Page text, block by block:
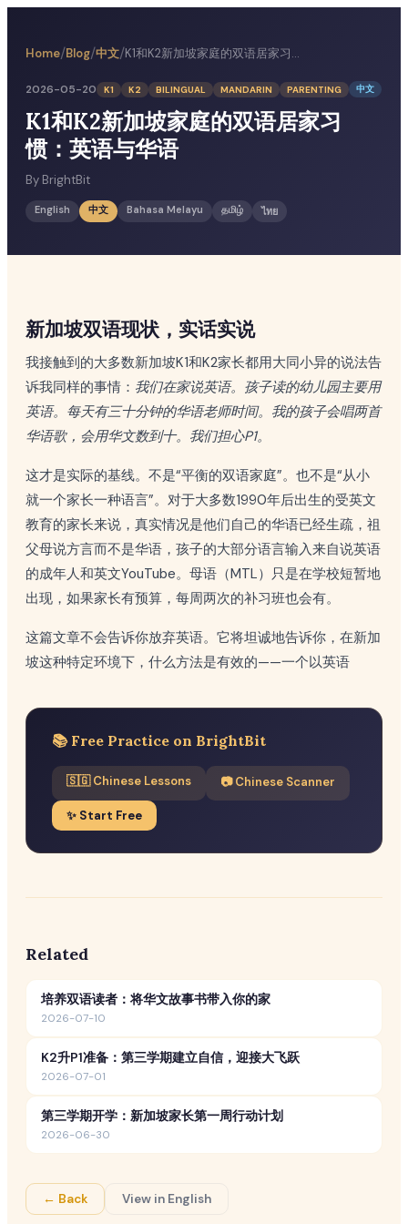
Home/Blog/中文/ K1和K2新加坡家庭的双语居家习惯：英语与华语
2026-05-20 K1 K2 BILINGUAL MANDARIN PARENTING 中文
K1和K2新加坡家庭的双语居家习
惯：英语与华语
By BrightBit
English 中文 Bahasa Melayu தமிழ் ไทย
新加坡双语现状，实话实说
我接触到的大多数新加坡K1和K2家长都用大同小异的说法告
诉我同样的事情： 我们在家说英语。孩子读的幼儿园主要用
英语。每天有三十分钟的华语老师时间。我的孩子会唱两首
华语歌，会用华文数到十。我们担心P1。
这才是实际的基线。不是“平衡的双语家庭”。也不是“从小
就一个家长一种语言”。对于大多数1990年后出生的受英文
教育的家长来说，真实情况是他们自己的华语已经生疏，祖
父母说方言而不是华语，孩子的大部分语言输入来自说英语
的成年人和英文YouTube。母语（MTL）只是在学校短暂地
出现，如果家长有预算，每周两次的补习班也会有。
这篇文章不会告诉你放弃英语。它将坦诚地告诉你，在新加
坡这种特定环境下，什么方法是有效的——一个以英语
📚 Free Practice on BrightBit
🇸🇬 Chinese Lessons 📷 Chinese Scanner
✨ Start Free
Related
培养双语读者：将华文故事书带入你的家
2026-07-10
K2升P1准备：第三学期建立自信，迎接大飞跃
2026-07-01
第三学期开学：新加坡家长第一周行动计划
2026-06-30
← Back View in English